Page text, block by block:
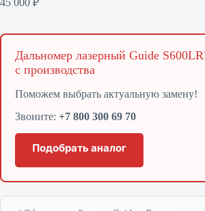
45 000 ₽
Дальномер лазерный Guide
с производства
Поможем выбрать актуальную замену!
Звоните: +7 800 300 69 70
Подобрать аналог